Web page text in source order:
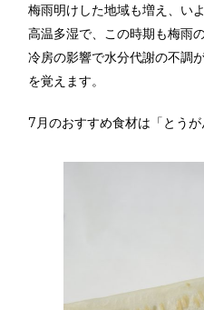
梅雨明けした地域も増え、い
高温多湿で、この時期も梅雨
冷房の影響で水分代謝の不調
を覚えます。
7月のおすすめ食材は「とうが